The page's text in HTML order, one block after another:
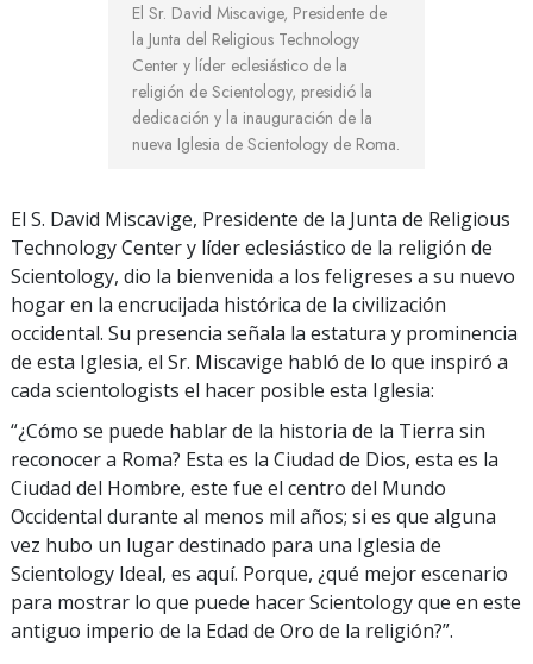
El Sr. David Miscavige, Presidente de
la Junta del Religious Technology
Center y líder eclesiástico de la
religión de Scientology, presidió la
dedicación y la inauguración de la
nueva Iglesia de Scientology de Roma.
El S. David Miscavige, Presidente de la Junta de Religious
Technology Center y líder eclesiástico de la religión de
Scientology, dio la bienvenida a los feligreses a su nuevo
hogar en la encrucijada histórica de la civilización
occidental. Su presencia señala la estatura y prominencia
de esta Iglesia, el Sr. Miscavige habló de lo que inspiró a
cada scientologists el hacer posible esta Iglesia:
“¿Cómo se puede hablar de la historia de la Tierra sin
reconocer a Roma? Esta es la Ciudad de Dios, esta es la
Ciudad del Hombre, este fue el centro del Mundo
Occidental durante al menos mil años; si es que alguna
vez hubo un lugar destinado para una Iglesia de
Scientology Ideal, es aquí. Porque, ¿qué mejor escenario
para mostrar lo que puede hacer Scientology que en este
antiguo imperio de la Edad de Oro de la religión?”.